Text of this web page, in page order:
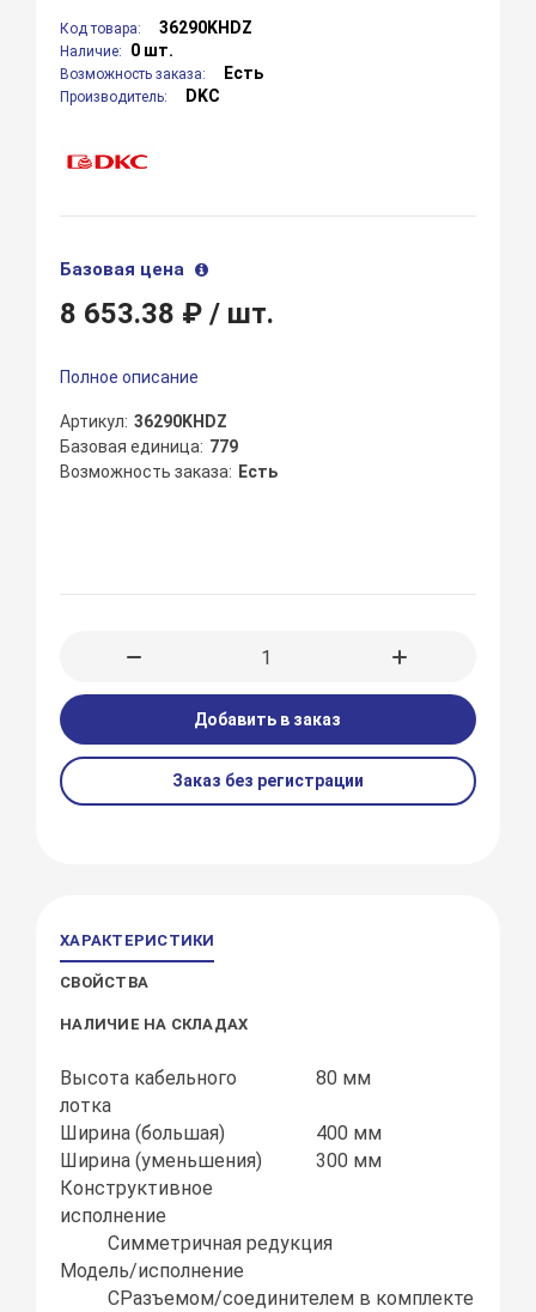
Код товара: 36290KHDZ
Наличие: 0 шт.
Возможность заказа: Есть
Производитель: DKC
Базовая цена
8 653.38 ₽/ шт.
Полное описание
Артикул 36290KHDZ
Базовая единица 779
Возможность заказа
Есть
Добавить в заказ
Заказ без регистрации
ХАРАКТЕРИСТИКИ
СВОЙСТВА
НАЛИЧИЕ НА СКЛАДАХ
Высота кабельного
лотка
80 мм
Ширина (большая)
400 мм
Ширина (уменьшения)
300 мм
Конструктивное
исполнение
Симметричная редукция
Модель/исполнение
СРазъемом/соединителем в комплекте